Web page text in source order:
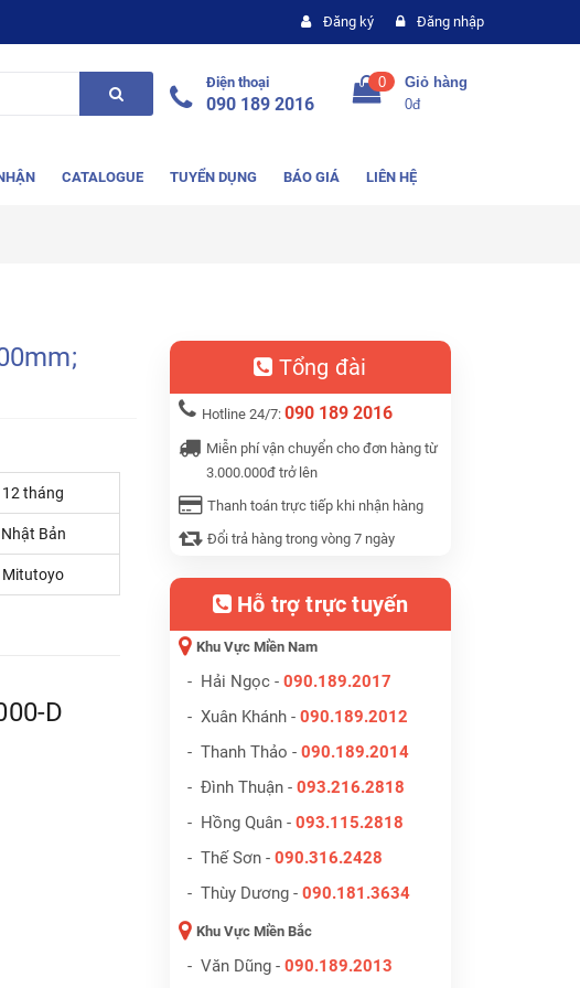
Đăng ký Đăng nhập
Điện thoại
090 189 2016
0
Giỏ hàng
0đ
CATALOGUE TUYỂN DỤNG BÁO GIÁ LIÊN HỆ
12 tháng
Nhật Bản
Mitutoyo
D
Tổng đài
Hotline 24/7: 090 189 2016
Miễn phí vận chuyển cho đơn hàng từ
3.000.000đ trở lên
Thanh toán trực tiếp khi nhận hàng
Đổi trả hàng trong vòng 7 ngày
Hỗ trợ trực tuyến
Khu Vực Miền Nam
- Hải Ngọc - 090.189.2017
- Xuân Khánh - 090.189.2012
- Thanh Thảo - 090.189.2014
- Đình Thuận - 093.216.2818
- Hồng Quân - 093.115.2818
- Thế Sơn - 090.316.2428
- Thùy Dương - 090.181.3634
Khu Vực Miền Bắc
- Văn Dũng - 090.189.2013